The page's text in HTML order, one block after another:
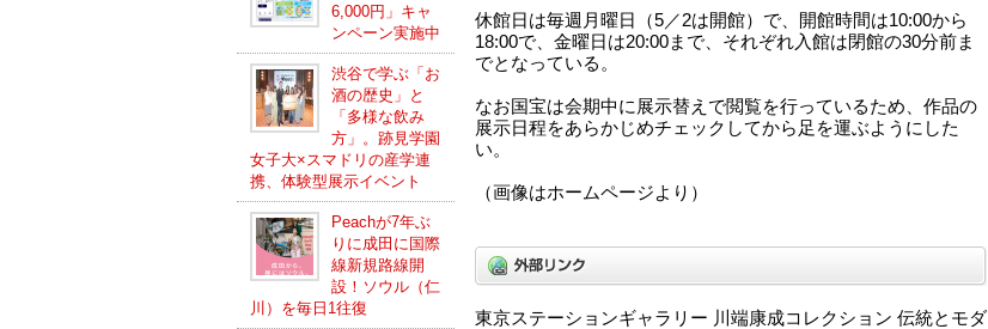
6,000円」キャ
ンペーン実施中
渋谷で学ぶ「お
酒の歴史」と
「多様な飲み
方」。跡見学園
女子大×スマドリの産学連
携、体験型展示イベント
Peachが7年ぶ
りに成田に国際
線新規路線開
設！ソウル（仁
川）を毎日1往復
休館日は毎週月曜日（5／2は開館）で、開館時間は10:00から
18:00で、金曜日は20:00まで、それぞれ入館は閉館の30分前ま
でとなっている。
なお国宝は会期中に展示替えで閲覧を行っているため、作品の
展示日程をあらかじめチェックしてから足を運ぶようにした
い。
（画像はホームページより）
東京ステーションギャラリー 川端康成コレクション 伝統とモダ